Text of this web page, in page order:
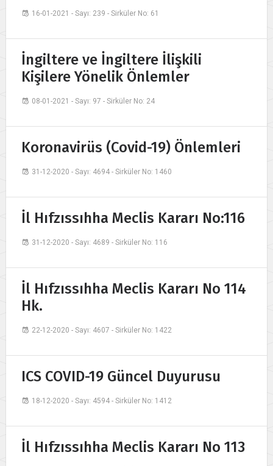
16-01-2021 - Sayı: 239 - Sirküler No: 61
İngiltere ve İngiltere İlişkili
Kişilere Yönelik Önlemler
08-01-2021 - Sayı: 97 - Sirküler No: 24
Koronavirüs (Covid-19) Önlemleri
31-12-2020 - Sayı: 4694 - Sirküler No: 1460
İl Hıfzıssıhha Meclis Kararı No:116
31-12-2020 - Sayı: 4689 - Sirküler No: 116
İl Hıfzıssıhha Meclis Kararı No 114
Hk.
22-12-2020 - Sayı: 4607 - Sirküler No: 1422
ICS COVID-19 Güncel Duyurusu
18-12-2020 - Sayı: 4594 - Sirküler No: 1412
İl Hıfzıssıhha Meclis Kararı No 113